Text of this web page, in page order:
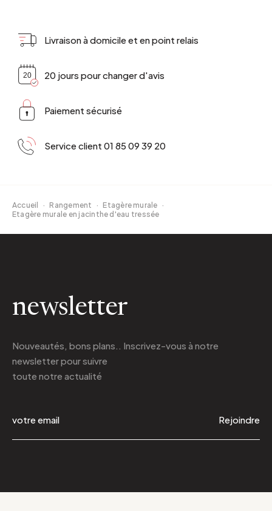
Livraison à domicile et en point relais
20 jours pour changer d'avis
Paiement sécurisé
Service client 01 85 09 39 20
Accueil · Rangement · Etagère murale ·
Etagère murale en jacinthe d'eau tressée
newsletter
Nouveautés, bons plans.. Inscrivez-vous à notre
newsletterpour suivre
toute notre actualité
Rejoindre